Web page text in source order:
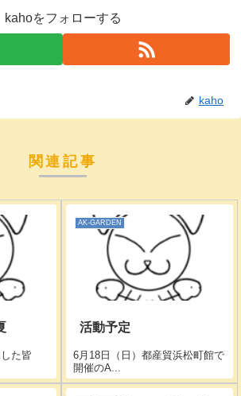
kahoをフォローする
kaho
関連記事
た皆
AK-GARDEN
活動予定
6月18日（日）都産貿浜松町館で
開催のA...